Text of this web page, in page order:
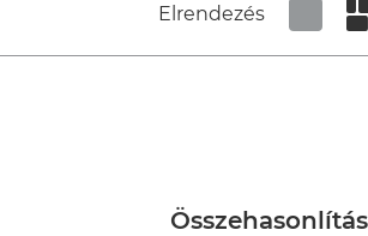
Elrendezés
Összehasonlítás